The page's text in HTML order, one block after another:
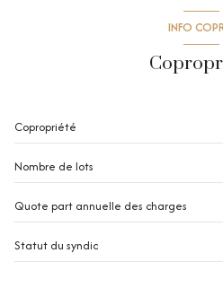
INFO
Copropriété
Nombre de lots
Quote part annuelle des charges
Statut du syndic